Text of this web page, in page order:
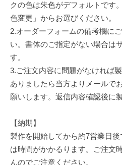
クの色は朱色がデフォルトです
色変更」からお選びください。
2.オーダーフォームの備考欄に
い。書体のご指定がない場合は
す。
3.ご注文内容に問題がなければ
ありましたら当方よりメールで
願いします。返信内容確認後に
【納期】
製作を開始してから約7営業日
は時間がかかるります。ご注文
んのでご注意ください。